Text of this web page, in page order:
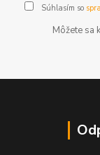
Súhlasím so
Môžete sa